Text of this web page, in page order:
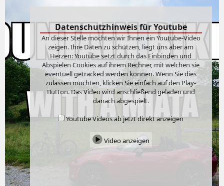
Datenschutzhinweis für Youtube
An dieser Stelle möchten wir Ihnen ein Youtube-Video
zeigen. Ihre Daten zu schützen, liegt uns aber am
Herzen: Youtube setzt durch das Einbinden und
Abspielen Cookies auf ihrem Rechner, mit welchen sie
eventuell getracked werden können. Wenn Sie dies
zulassen möchten, klicken Sie einfach auf den Play-
Button. Das Video wird anschließend geladen und
danach abgespielt.
Youtube Videos ab jetzt direkt anzeigen
Video anzeigen